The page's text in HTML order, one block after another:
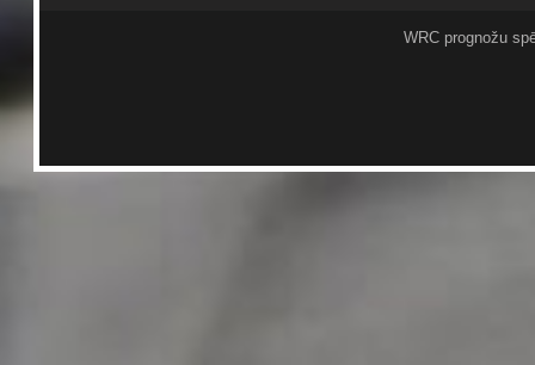
WRC prognožu